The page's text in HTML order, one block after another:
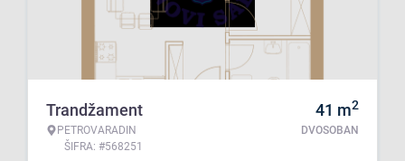
Trandžament
PETROVARADIN
ŠIFRA: #568251
41 m2
DVOSOBAN